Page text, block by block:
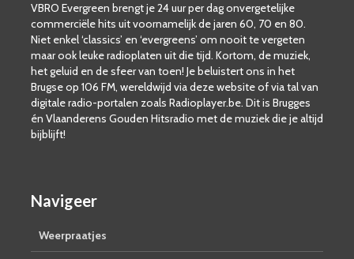
VBRO Evergreen brengt je 24 uur per dag onvergetelijke
commerciële hits uit voornamelijk de jaren 60, 70 en 80.
Niet enkel ‘classics’ en ‘evergreens’ om nooit te vergeten
maar ook leuke radioplaten uit die tijd. Kortom, de muziek,
het geluid en de sfeer van toen! Je beluistert ons in het
Brugse op 106 FM, wereldwijd via deze website of via tal van
digitale radio-portalen zoals Radioplayer.be. Dit is Brugges
én Vlaanderens Gouden Hitsradio met de muziek die je altijd
bijblijft!
Navigeer
Weerpraatjes